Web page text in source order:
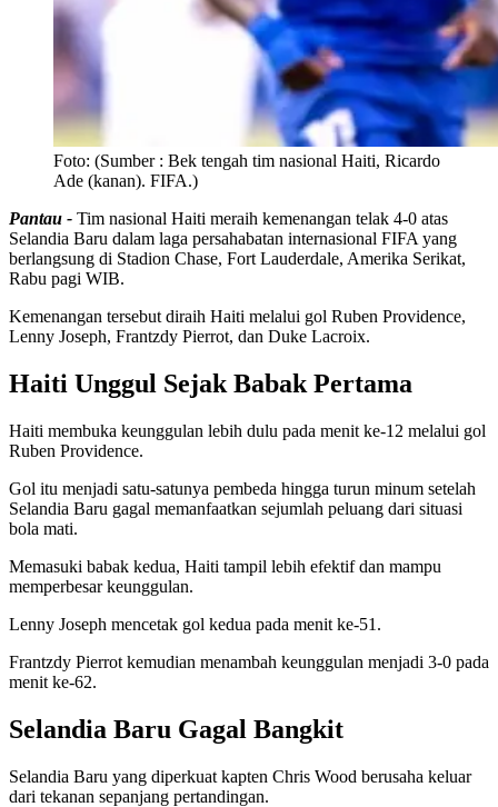
Foto: (Sumber : Bek tengah tim nasional Haiti, Ricardo
Ade (kanan). FIFA.)
Pantau - Tim nasional Haiti meraih kemenangan telak 4-0 atas
Selandia Baru dalam laga persahabatan internasional FIFA yang
berlangsung di Stadion Chase, Fort Lauderdale, Amerika Serikat,
Rabu pagi WIB.
Kemenangan tersebut diraih Haiti melalui gol Ruben Providence,
Lenny Joseph, Frantzdy Pierrot, dan Duke Lacroix.
Haiti Unggul Sejak Babak Pertama
Haiti membuka keunggulan lebih dulu pada menit ke-12 melalui gol
Ruben Providence.
Gol itu menjadi satu-satunya pembeda hingga turun minum setelah
Selandia Baru gagal memanfaatkan sejumlah peluang dari situasi
bola mati.
Memasuki babak kedua, Haiti tampil lebih efektif dan mampu
memperbesar keunggulan.
Lenny Joseph mencetak gol kedua pada menit ke-51.
Frantzdy Pierrot kemudian menambah keunggulan menjadi 3-0 pada
menit ke-62.
Selandia Baru Gagal Bangkit
Selandia Baru yang diperkuat kapten Chris Wood berusaha keluar
dari tekanan sepanjang pertandingan.